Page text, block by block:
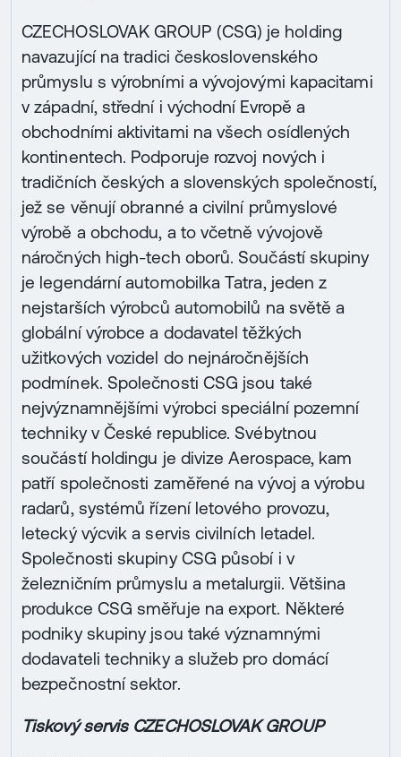
CZECHOSLOVAK GROUP (CSG) je holding
navazující na tradici československého
průmyslu s výrobními a vývojovými kapacitami
v západní, střední i východní Evropě a
obchodními aktivitami na všech osídlených
kontinentech. Podporuje rozvoj nových i
tradičních českých a slovenských společností,
jež se věnují obranné a civilní průmyslové
výrobě a obchodu, a to včetně vývojově
náročných high-tech oborů. Součástí skupiny
je legendární automobilka Tatra, jeden z
nejstarších výrobců automobilů na světě a
globální výrobce a dodavatel těžkých
užitkových vozidel do nejnáročnějších
podmínek. Společnosti CSG jsou také
nejvýznamnějšími výrobci speciální pozemní
techniky v České republice. Svébytnou
součástí holdingu je divize Aerospace, kam
patří společnosti zaměřené na vývoj a výrobu
radarů, systémů řízení letového provozu,
letecký výcvik a servis civilních letadel.
Společnosti skupiny CSG působí i v
železničním průmyslu a metalurgii. Většina
produkce CSG směřuje na export. Některé
podniky skupiny jsou také významnými
dodavateli techniky a služeb pro domácí
bezpečnostní sektor.
Tiskový servis CZECHOSLOVAK GROUP